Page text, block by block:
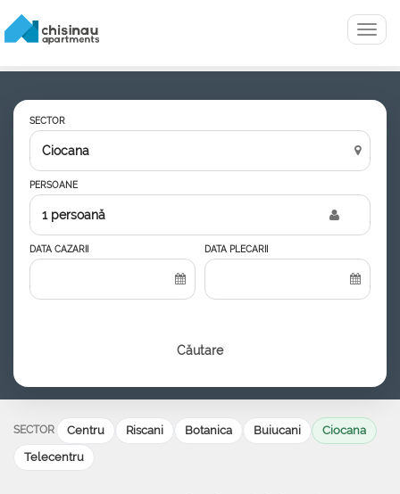
Menu
SECTOR
PERSOANE
1 persoană
DATA CAZARII DATA PLECARII
Căutare
SECTOR Centru Riscani Botanica Buiucani
Ciocana
Telecentru